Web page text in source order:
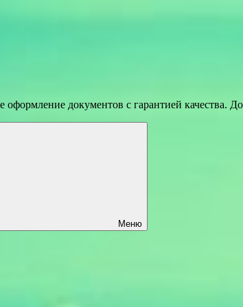
документов с гарантией качества.
Меню